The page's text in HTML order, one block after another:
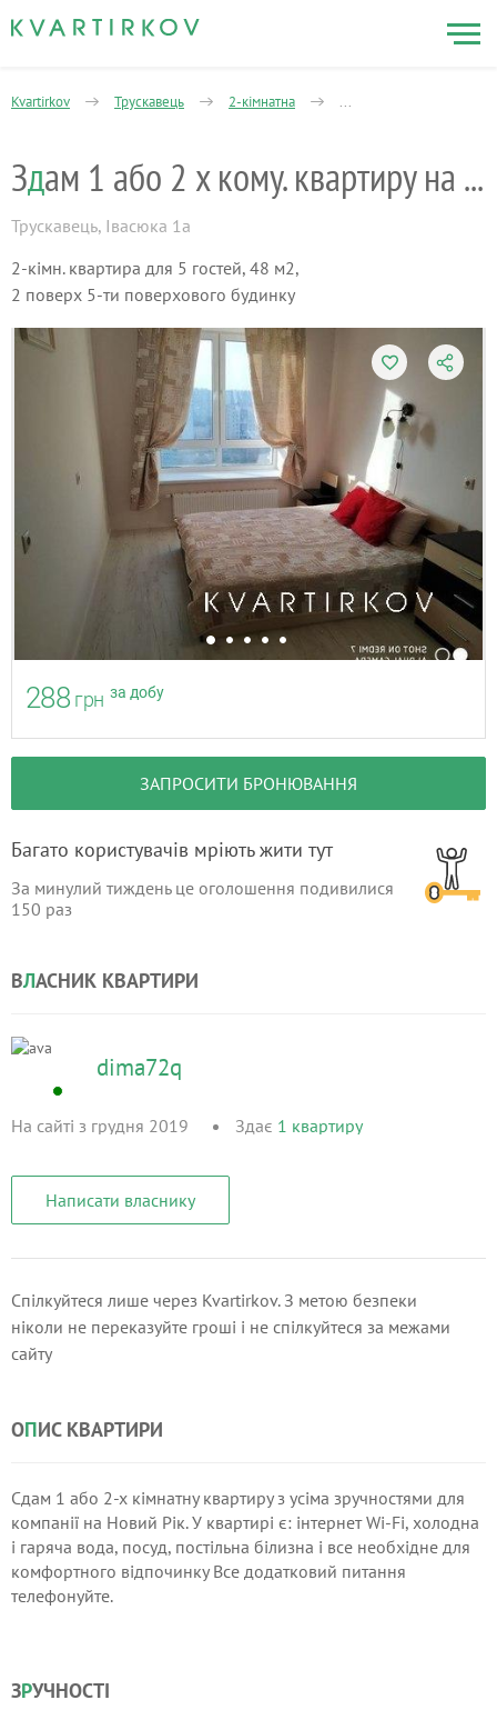
Kvartirkov Трускавець 2-кімнатна Володимира Івасюка
Зд ам 1 або 2 х кому. квартиру на Новий Р
Трускавець, Івасюка 1а
2-кімн. квартира для 5 гостей, 48 м2,
2 поверх 5-ти поверхового будинку
288 грн за добу
ЗАПРОСИТИ БРОНЮВАННЯ
Багато користувачів мріють жити тут
За минулий тиждень це оголошення подивилися
150 раз
ВЛАСНИК КВАРТИРИ
dima72q
На сайті з грудня 2019 Здає 1 квартиру
Написати власнику
Спілкуйтеся лише через Kvartirkov. З метою безпеки
ніколи не переказуйте гроші і не спілкуйтеся за межами
сайту
ОПИС КВАРТИРИ
Cдам 1 або 2-х кімнатну квартиру з усіма зручностями для
компанії на Новий Рік. У квартирі є: інтернет Wi-Fi, холодна
і гаряча вода, посуд, постільна білизна і все необхідне для
комфортного відпочинку Все додатковий питання
телефонуйте.
ЗРУЧНОСТІ